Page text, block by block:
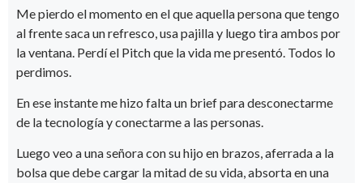
Me pierdo el momento en el que aquella persona que tengo
al frente saca un refresco, usa pajilla y luego tira ambos por
la ventana. Perdí el Pitch que la vida me presentó. Todos lo
perdimos.
En ese instante me hizo falta un brief para desconectarme
de la tecnología y conectarme a las personas.
Luego veo a una señora con su hijo en brazos, aferrada a la
bolsa que debe cargar la mitad de su vida, absorta en una